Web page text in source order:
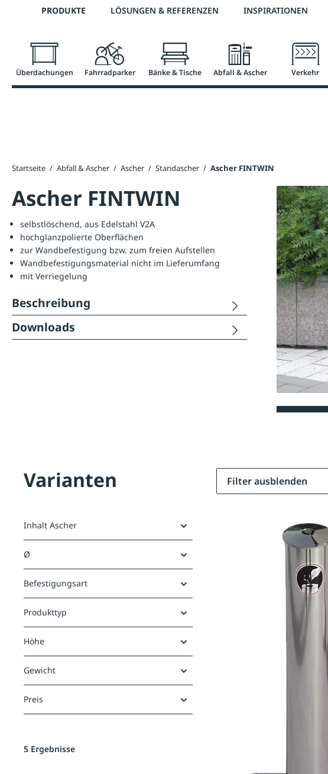
Zur Hauptnavigation springen
Telefon: +43 7672 95895 0 3 % Online-
PRODUKTE LÖSUNGEN & REFERENZEN INSPIRATIONEN
Überdachungen Fahrradparker Bänke & Tische Abfall & Ascher Verkehr
Startseite / Abfall & Ascher / Ascher / Standascher / Ascher FINTWIN
Ascher FINTWIN
selbstlöschend, aus Edelstahl V2A
hochglanzpolierte Oberflächen
zur Wandbefestigung bzw. zum freien Aufstellen
Wandbefestigungsmaterial nicht im Lieferumfang
mit Verriegelung
Beschreibung
Downloads
Varianten
Inhalt Ascher
Ø
Befestigungsart
Produkttyp
Höhe
Gewicht
Preis
5 Ergebnisse
Filter ausblenden